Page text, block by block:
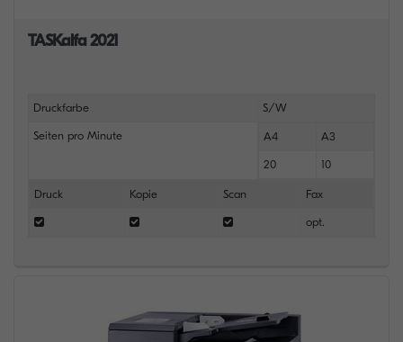
TASKalfa 2021
Druckfarbe S/W
Seiten pro Minute A4 A3
20 10
Druck Kopie Scan Fax
opt.